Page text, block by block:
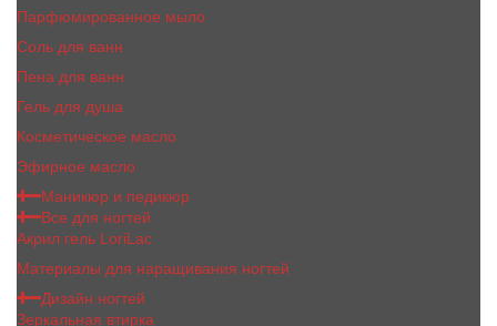
Парфюмированное мыло
Соль для ванн
Пена для ванн
Гель для душа
Косметическое масло
Эфирное масло
Маникюр и педикюр
Все для ногтей
Акрил гель LoriLac
Материалы для наращивания ногтей
Дизайн ногтей
Зеркальная втирка